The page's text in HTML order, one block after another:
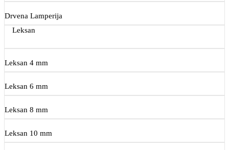
Drvena Lamperija
Leksan
Leksan 4 mm
Leksan 6 mm
Leksan 8 mm
Leksan 10 mm